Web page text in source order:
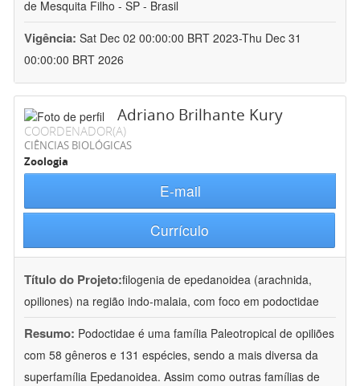
de Mesquita Filho - SP - Brasil
Vigência: Sat Dec 02 00:00:00 BRT 2023-Thu Dec 31
00:00:00 BRT 2026
Adriano Brilhante Kury
COORDENADOR(A)
CIÊNCIAS BIOLÓGICAS
Zoologia
E-mail
Currículo
Título do Projeto:filogenia de epedanoidea (arachnida,
opiliones) na região indo-malaia, com foco em podoctidae
Resumo: Podoctidae é uma família Paleotropical de opiliões
com 58 gêneros e 131 espécies, sendo a mais diversa da
superfamília Epedanoidea. Assim como outras famílias de